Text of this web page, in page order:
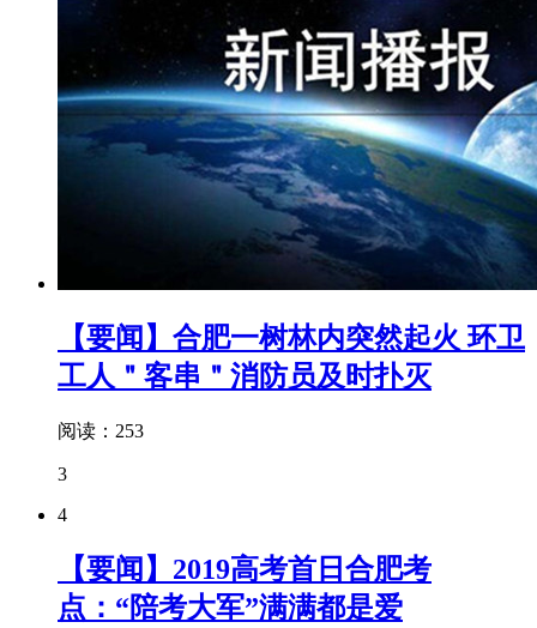
【要闻】合肥一树林内突然起火 环卫
工人＂客串＂消防员及时扑灭
阅读：253
3
4
【要闻】2019高考首日合肥考
点：“陪考大军”满满都是爱